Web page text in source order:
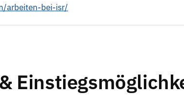
arbeiten-bei-isr/